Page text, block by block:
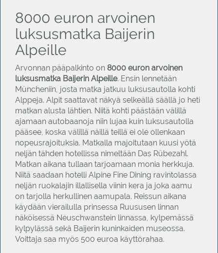
8000 euron arvoinen
luksusmatka Baijerin
Alpeille
Arvonnan pääpalkinto on 8000 euron arvoinen
luksusmatka Baijerin Alpeille. Ensin lennetään
Müncheniin, josta matka jatkuu luksusautolla kohti
Alppeja. Alpit saattavat näkyä selkeällä säällä jo heti
matkan alusta lähtien. Niitä kohti päästään välillä
ajamaan autobaanoja niin lujaa kuin luksusautolla
pääsee, koska välillä näillä teillä ei ole ollenkaan
nopeusrajoituksia. Matkalla majoitutaan kuusi yötä
neljän tähden hotellissa nimeltään Das Rübezahl.
Matkan aikana tullaan tarjoamaan monia herkkuja.
Niitä saadaan hotelli Alpine Fine Dining ravintolassa
neljän ruokalajin illallisella viinin kera ja joka aamu
on tarjolla herkullinen aamupala. Reissun aikana
käydään vierailulla prinsessa Ruususen linnan
näköisessä Neuschwanstein linnassa, kylpemässä
kylpylässä sekä Baijerin kuninkaiden museossa.
Voittaja saa myös 500 euroa käyttörahaa.